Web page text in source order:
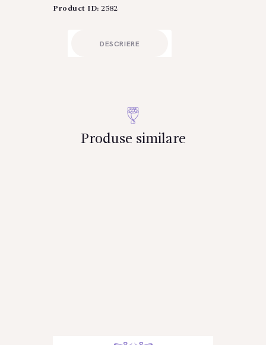
Product ID: 2582
DESCRIERE
Produse similare